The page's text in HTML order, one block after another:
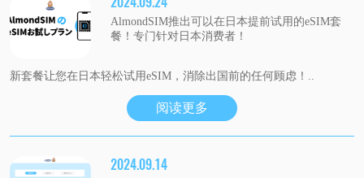
AlmondSIM推出可以在日本提前试用的eSIM套
餐！专门针对日本消费者！
新套餐让您在日本轻松试用eSIM，消除出国前的任何顾虑！..
阅读更多
2024.09.14